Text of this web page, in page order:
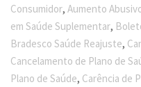
Consumidor,Aumento
em Saúde Suplementar,
Bradesco Saúde Reajuste,
Cancelamento de Plano de
Plano de Saúde, Carência de